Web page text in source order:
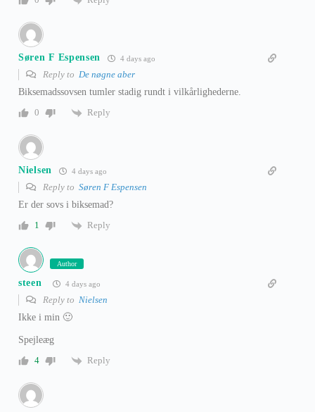
Søren F Espensen 4 days ago
Reply to De nøgne aber
Biksemadssovsen tumler stadig rundt i vilkårlighederne.
0
Reply
Nielsen 4 days ago
Reply to Søren F Espensen
Er der sovs i biksemad?
1
Reply
Author
steen 4 days ago
Reply to Nielsen
Ikke i min 🙂
Spejleæg
4
Reply